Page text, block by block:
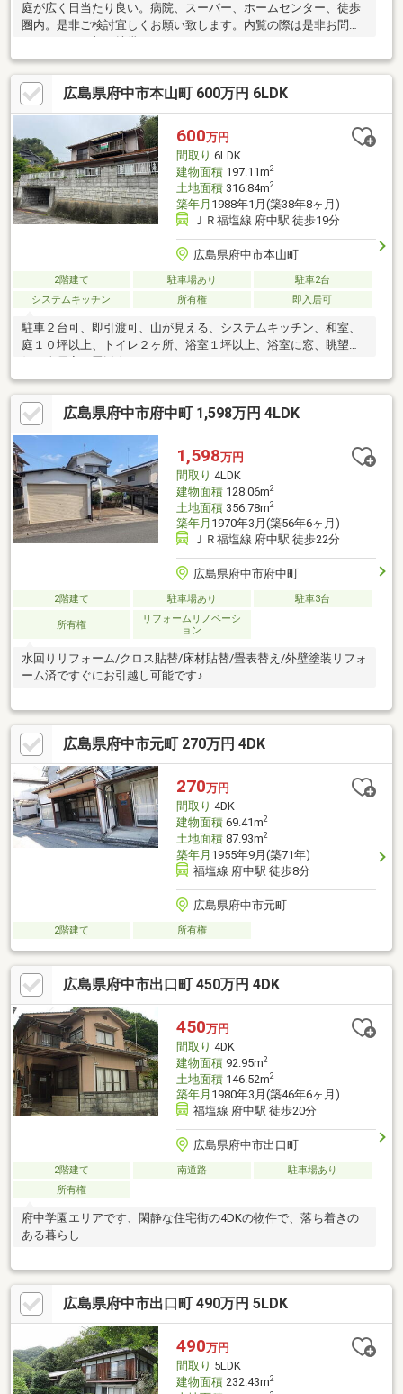
庭が広く日当たり良い。病院、スーパー、ホームセンター、徒歩
圏内。是非ご検討宜しくお願い致します。内覧の際は是非お問合
広島県府中市本山町 600万円 6LDK
600万円
間取り 6LDK
建物面積197.11m2
土地面積316.84m2
築年月 1988年1月(築38年8ヶ月)
ＪＲ福塩線 府中駅 徒歩19分
広島県府中市本山町
2階建て 駐車場あり
駐車2台
システムキッチン
所有権 即入居可
駐車２台可、即引渡可、山が見える、システムキッチン、和室、
庭１０坪以上、トイレ２ヶ所、浴室１坪以上、浴室に窓、眺望良
好、全居室６畳以上、テラス
広島県府中市府中町 1,598万円 4LDK
1,598万円
間取り 4LDK
建物面積128.06m2
土地面積356.78m2
築年月 1970年3月(築56年6ヶ月)
ＪＲ福塩線 府中駅 徒歩22分
広島県府中市府中町
2階建て 駐車場あり 駐車3台
所有権
リフォームリノベーシ
ョン
水回りリフォーム/クロス貼替/床材貼替/畳表替え/外壁塗装リフォ
ーム済ですぐにお引越し可能です♪
広島県府中市元町 270万円 4DK
270万円
間取り 4DK
建物面積69.41m2
土地面積87.93m2
築年月 1955年9月(築71年)
福塩線 府中駅 徒歩8分
広島県府中市元町
2階建て 所有権
広島県府中市出口町 450万円 4DK
450万円
間取り 4DK
建物面積92.95m2
土地面積146.52m2
築年月 1980年3月(築46年6ヶ月)
福塩線 府中駅 徒歩20分
広島県府中市出口町
2階建て 南道路
駐車場あり
所有権
府中学園エリアです、閑静な住宅街の4DKの物件で、落ち着きの
ある暮らし
広島県府中市出口町 490万円 5LDK
490万円
間取り 5LDK
建物面積232.43m2